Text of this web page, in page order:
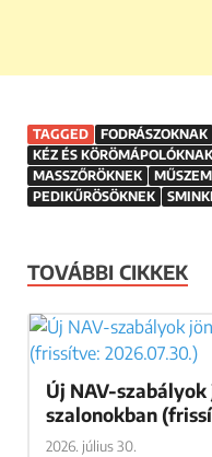
TAGGED FODRÁSZOKNAK
KÉZ ÉS KÖRÖMÁPOLÓKNAK
MASSZŐRÖKNEK
PEDIKŰRÖSÖKNEK
TOVÁBBI CIKKEK
Új NAV-szabályok
szalonokban
2026. július 30.